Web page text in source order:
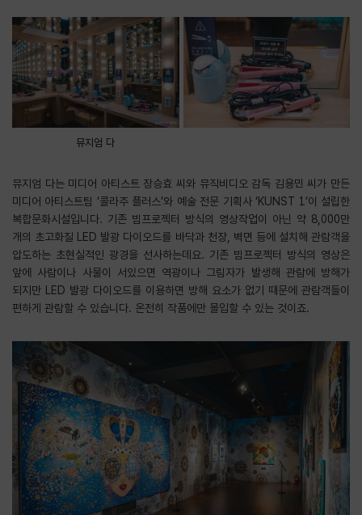
뮤지엄 다
뮤지엄 다는 미디어 아티스트 장승효 씨와 뮤직비디오 감독 김용민 씨가 만든
미디어 아티스트팀 ‘콜라주 플러스’와 예술 전문 기획사 ‘KUNST 1’이 설립한
복합문화시설입니다. 기존 빔프로젝터 방식의 영상작업이 아닌 약 8,000만
개의 초고화질 LED 발광 다이오드를 바닥과 천장, 벽면 등에 설치해 관람객을
압도하는 초현실적인 광경을 선사하는데요. 기존 빔프로젝터 방식의 영상은
앞에 사람이나 사물이 서있으면 역광이나 그림자가 발생해 관람에 방해가
되지만 LED 발광 다이오드를 이용하면 방해 요소가 없기 때문에 관람객들이
편하게 관람할 수 있습니다. 온전히 작품에만 몰입할 수 있는 것이죠.